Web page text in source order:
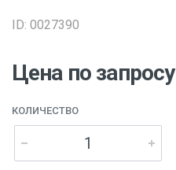
ID: 0027390
Цена по запросу
КОЛИЧЕСТВО